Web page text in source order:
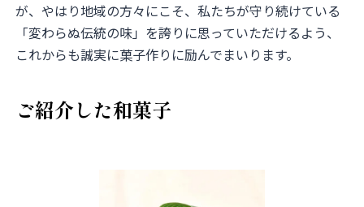
が、やはり地域の方々にこそ、私たちが守り続けている
「変わらぬ伝統の味」を誇りに思っていただけるよう、
これからも誠実に菓子作りに励んでまいります。
ご紹介した和菓子